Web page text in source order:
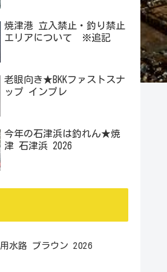
焼津港 立入禁止・釣り禁止
エリアについて ※追記
老眼向き★BKKファストスナ
ップ インプレ
今年の石津浜は釣れん★焼
津 石津浜 2026
水路 ブラウン 2026